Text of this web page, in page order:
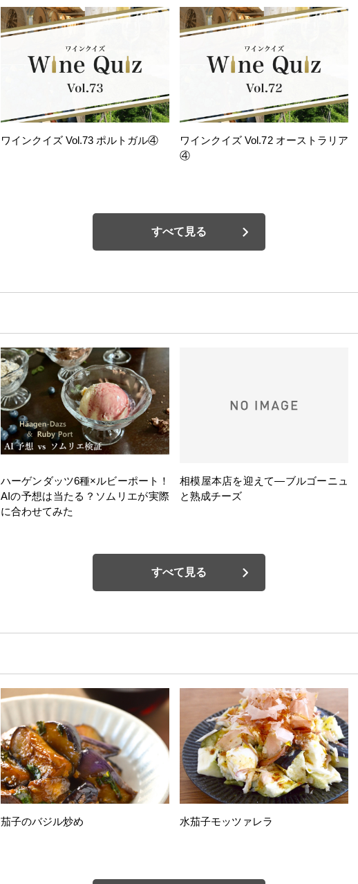
ワインクイズ Vol.73 ポルトガル④
ワインクイズ Vol.72 オーストラリア
④
すべて見る
ハーゲンダッツ6種×ルビーポート！
AIの予想は当たる？ソムリエが実際
に合わせてみた
相模屋本店を迎えて―ブルゴーニュ
と熟成チーズ
すべて見る
茄子のバジル炒め 水茄子モッツァレラ